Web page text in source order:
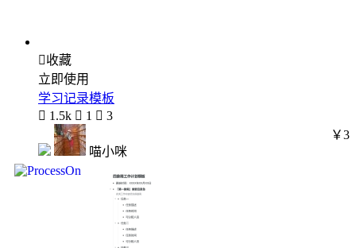
收藏
立即使用
学习记录模板
 1.5k  1  3
喵小咪
￥3